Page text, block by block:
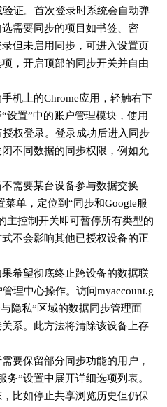
证。首次登录时系统会自动弹
需要同步的项目如书签、密
但未启用同步，可进入设置页
，开启顶部的同步开关并自由
机上的Chrome应用，轻触右下
设置”中的账户管理模块，使用
权登录。登录成功后进入同步
不同数据的同步权限，例如允
需要某台设备参与数据交换
菜单，定位到“同步和Google服
主控制开关即可暂停所有类型的
不会影响其他已授权设备的正
希望彻底终止跨设备的数据联
理中心操作。访问myaccount.g
隐私”区域的数据同步管理面
系。此方法将清除该设备上存
要保留部分同步功能的用户，
务”设置中展开详细选项列表。
比如停止共享浏览历史但仍保